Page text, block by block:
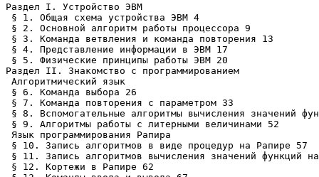
Раздел I. Устройство ЭВМ
§ 1. Общая схема устройства ЭВМ 4
§ 2. Основной алгоритм работы процессора 9
§ 3. Команда ветвления и команда повторения 13
§ 4. Представление информации в ЭВМ 17
§ 5. Физические принципы работы ЭВМ 20
Раздел II. Знакомство с программированием
Алгоритмический язык
§ 6. Команда выбора 26
§ 7. Команда повторения с параметром 33
§ 8. Вспомогательные алгоритмы вычисления значений
§ 9. Алгоритмы работы с литерными величинами 52
Язык программирования Рапира
§ 10. Запись алгоритмов в виде процедур на Рапире 57
§ 11. Запись алгоритмов вычисления значений функций
§ 12. Кортежи в Рапире 62